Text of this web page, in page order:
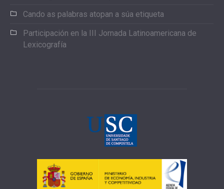
Cando as palabras atopan a súa etiqueta
Participación en la III Jornada Latinoamericana de
Lexicografía